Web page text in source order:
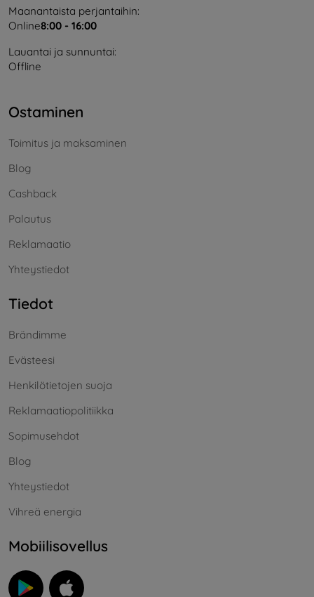
Maanantaista perjantaihin:
Online8:00 - 16:00
Lauantai ja sunnuntai:
Offline
Ostaminen
Toimitus ja maksaminen
Blog
Cashback
Palautus
Reklamaatio
Yhteystiedot
Tiedot
Brändimme
Evästeesi
Henkilötietojen suoja
Reklamaatiopolitiikka
Sopimusehdot
Blog
Yhteystiedot
Vihreä energia
Mobiilisovellus